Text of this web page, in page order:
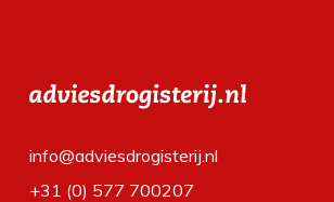
info@adviesdrogisterij.nl
+31 (0) 577 700207